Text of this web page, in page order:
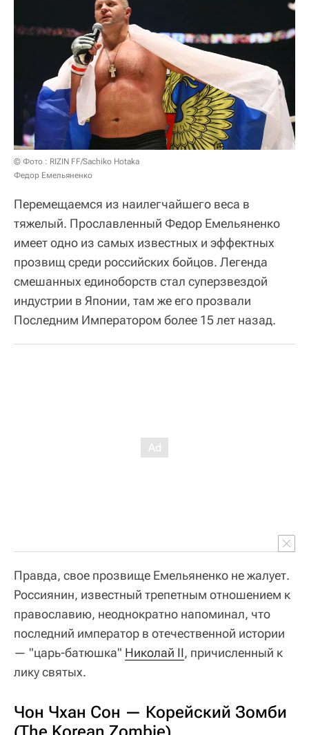
© Фото : RIZIN FF/Sachiko Hotaka
Федор Емельяненко
Перемещаемся из наилегчайшего веса в
тяжелый. Прославленный Федор Емельяненко
имеет одно из самых известных и эффектных
прозвищ среди российских бойцов. Легенда
смешанных единоборств стал суперзвездой
индустрии в Японии, там же его прозвали
Последним Императором более 15 лет назад.
Правда, свое прозвище Емельяненко не жалует.
Россиянин, известный трепетным отношением к
православию, неоднократно напоминал, что
последний император в отечественной истории
— "царь-батюшка" Николай II, причисленный к
лику святых.
Чон Чхан Сон — Корейский Зомби